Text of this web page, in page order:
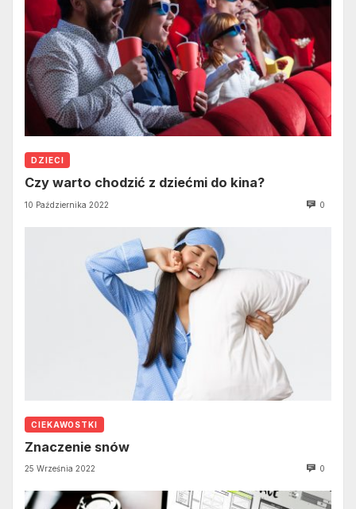
DZIECI
Czy warto chodzić z dziećmi do kina?
10 Października 2022 0
CIEKAWOSTKI
Znaczenie snów
25 Września 2022 0